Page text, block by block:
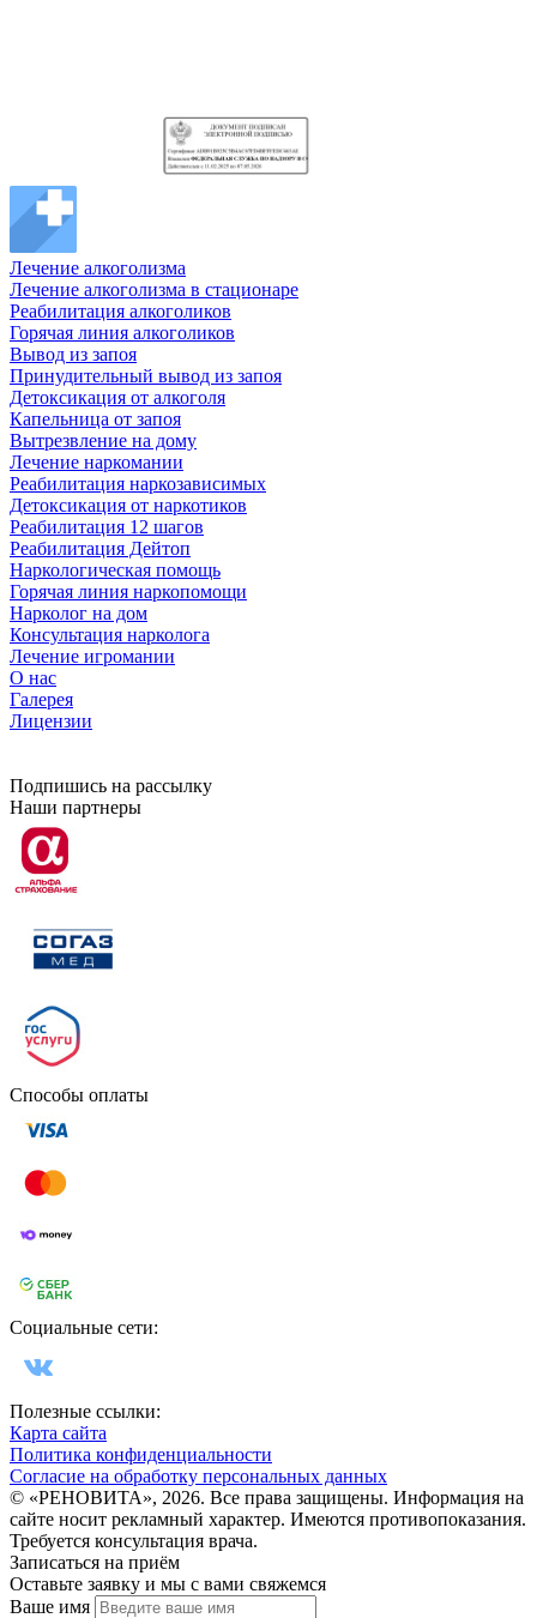
Лечение алкоголизма
Лечение алкоголизма в стационаре
Реабилитация алкоголиков
Горячая линия алкоголиков
Вывод из запоя
Принудительный вывод из запоя
Детоксикация от алкоголя
Капельница от запоя
Вытрезвление на дому
Лечение наркомании
Реабилитация наркозависимых
Детоксикация от наркотиков
Реабилитация 12 шагов
Реабилитация Дейтоп
Наркологическая помощь
Горячая линия наркопомощи
Нарколог на дом
Консультация нарколога
Лечение игромании
О нас
Галерея
Лицензии
Подпишись на рассылку
Наши партнеры
Способы оплаты
Социальные сети:
Полезные ссылки:
Карта сайта
Политика конфиденциальности
Согласие на обработку персональных данных
© «РЕНОВИТА», 2026. Все права защищены. Информация на
сайте носит рекламный характер. Имеются противопоказания.
Требуется консультация врача.
Записаться на приём
Оставьте заявку и мы с вами свяжемся
Ваше имя